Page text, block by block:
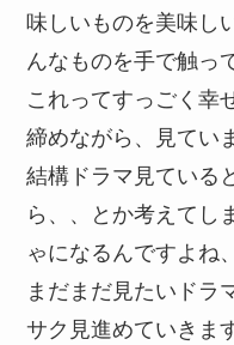
味しいものを美味し
んなものを手で触っ
これってすっごく幸
締めながら、見てい
結構ドラマ見ている
ら、、とか考えてし
ゃになるんですよね
まだまだ見たいドラ
サク見進めていきま